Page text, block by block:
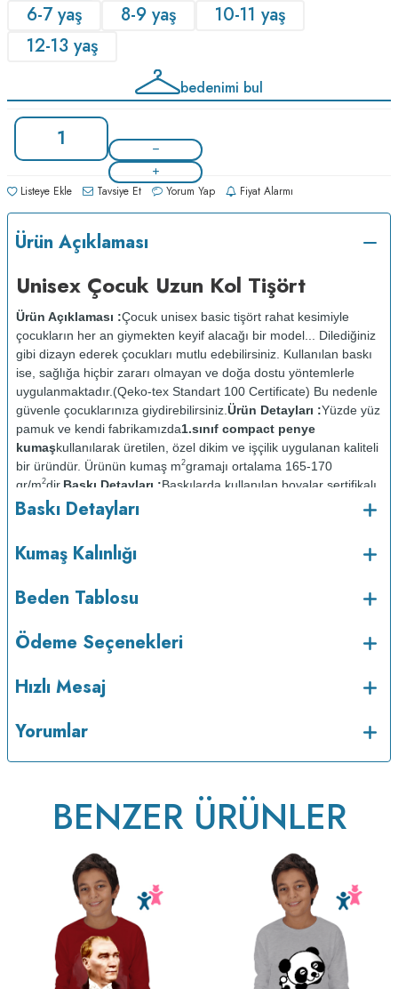
6-7 yaş
8-9 yaş
10-11 yaş
12-13 yaş
bedenimi bul
Listeye Ekle Tavsiye Et Yorum Yap Fiyat Alarmı
Ürün Açıklaması
Unisex Çocuk Uzun Kol Tişört
Ürün Açıklaması :Çocuk unisex basic tişört rahat kesimiyle
çocukların her an giymekten keyif alacağı bir model... Dilediğiniz
gibi dizayn ederek çocukları mutlu edebilirsiniz. Kullanılan baskı
ise, sağlığa hiçbir zararı olmayan ve doğa dostu yöntemlerle
uygulanmaktadır.(Qeko-tex Standart 100 Certificate) Bu nedenle
güvenle çocuklarınıza giydirebilirsiniz. Ürün Detayları :Yüzde yüz
pamuk ve kendi fabrikamızda1.sınıf compact penye
kumaşkullanılarak üretilen, özel dikim ve işçilik uygulanan kaliteli
bir üründür. Ürünün kumaş m2gramajı ortalama 165-170
gr/m2dir. Baskı Detayları :Baskılarda kullanılan boyalar sertifikalı
ve güvenlidir; insan sağlığına zarar vermez.
maksimum 30 de ve tersten yıkanır.
ütülenir.
Baskı Detayları
Kumaş Kalınlığı
Beden Tablosu
Ödeme Seçenekleri
Hızlı Mesaj
Yorumlar
BENZER ÜRÜNLER